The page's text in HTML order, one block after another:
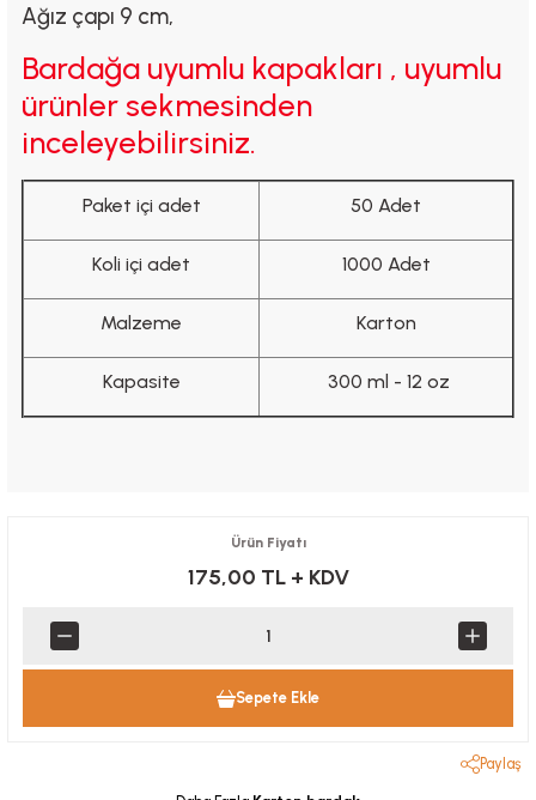
Ağız çapı 9 cm,
Bardağa uyumlu kapakları , uyumlu
ürünler sekmesinden
inceleyebilirsiniz.
Paket içi adet 50 Adet
Koli içi adet 1000 Adet
Malzeme Karton
Kapasite 300 ml - 12 oz
Ürün Fiyatı
175,00 TL + KDV
Sepete Ekle
Paylaş